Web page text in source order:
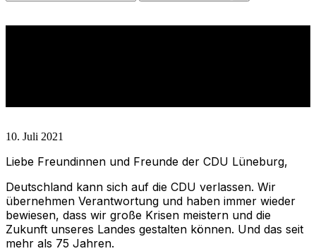
10. Juli 2021
Liebe Freundinnen und Freunde der CDU Lüneburg,
Deutschland kann sich auf die CDU verlassen. Wir
übernehmen Verantwortung und haben immer wieder
bewiesen, dass wir große Krisen meistern und die
Zukunft unseres Landes gestalten können. Und das seit
mehr als 75 Jahren.